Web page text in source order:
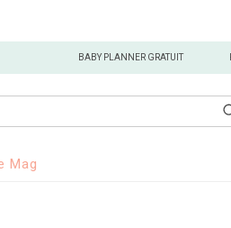
BABY PLANNER GRATUIT
Mag